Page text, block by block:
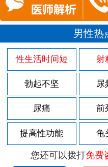
男性热
性生活时间短 射
勃起不坚 尿
尿痛 前
提高性功能 龟
您还可以拨打免费